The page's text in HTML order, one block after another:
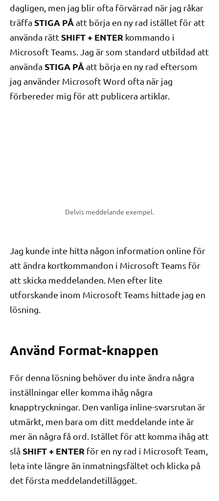
dagligen, men jag blir ofta förvärrad när jag råkar
träffa STIGA PÅatt börja en ny rad istället för att
använda rättSHIFT + ENTER kommando i
Microsoft Teams. Jag är som standard utbildad att
använda STIGA PÅatt börja en ny rad eftersom
jag använder Microsoft Word ofta när jag
förbereder mig för att publicera artiklar.
Delvis meddelande exempel.
Jag kunde inte hitta någon information online för
att ändra kortkommandon i Microsoft Teams för
att skicka meddelanden. Men efter lite
utforskande inom Microsoft Teams hittade jag en
lösning.
Använd Format-knappen
För denna lösning behöver du inte ändra några
inställningar eller komma ihåg några
knapptryckningar. Den vanliga inline-svarsrutan är
utmärkt, men bara om ditt meddelande inte är
mer än några få ord. Istället för att komma ihåg att
slå SHIFT + ENTER för en ny rad i Microsoft Team,
leta inte längre än inmatningsfältet och klicka på
det första meddelandetillägget.